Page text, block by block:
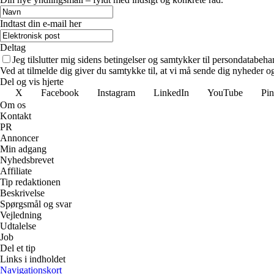
Indtast din e-mail her
Deltag
Jeg tilslutter mig sidens betingelser og samtykker til
Ved at tilmelde dig giver du samtykke til, at vi må sende dig nyheder
Del og vis hjerte
X
Facebook Instagram LinkedIn YouTube
Om os
Kontakt
PR
Annoncer
Min adgang
Nyhedsbrevet
Affiliate
Tip redaktionen
Beskrivelse
Spørgsmål og svar
Vejledning
Udtalelse
Job
Del et tip
Links i indholdet
Navigationskort